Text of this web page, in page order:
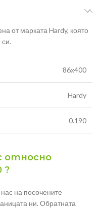
от марката Hardy, която
си.
86х400
Hardy
0.190
относно
?
на посочените
ни. Обратната